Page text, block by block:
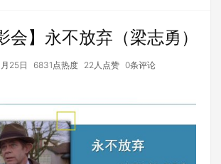
会】永不放弃（梁志勇）
25日 6831点热度 22人点赞 0条评论